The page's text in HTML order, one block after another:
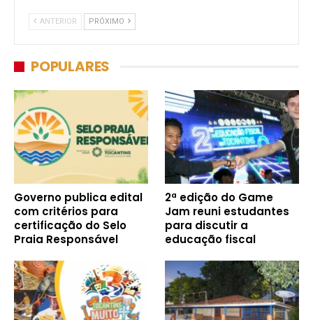
ANTERIOR PRÓXIMO
POPULARES
Governo publica edital
com critérios para
certificação do Selo
Praia Responsável
2ª edição do Game
Jam reuni estudantes
para discutir a
educação fiscal